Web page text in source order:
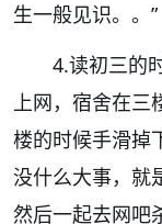
生一般见识。。”
4.读初三的
上网，宿舍在三
楼的时候手滑掉
没什么大事，就
然后一起去网吧